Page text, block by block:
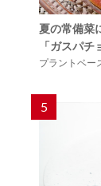
夏の常備菜
「ガスパチ
プラントベー
5